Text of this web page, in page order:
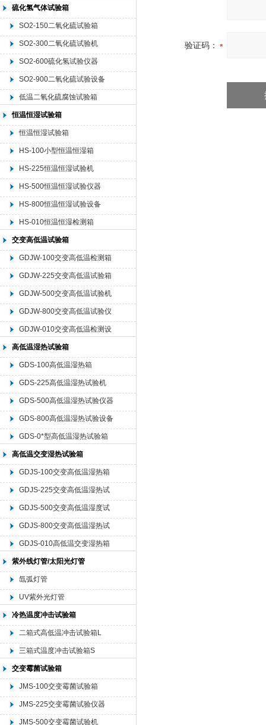
硫化氢气体试验箱
SO2-150二氧化硫试验箱
SO2-300二氧化硫试验机
SO2-600硫化氢试验仪器
SO2-900二氧化硫试验设备
低温二氧化硫腐蚀试验箱
恒温恒湿试验箱
恒温恒湿试验箱
HS-100小型恒温恒湿箱
HS-225恒温恒湿试验机
HS-500恒温恒湿试验仪器
HS-800恒温恒湿试验设备
HS-010恒温恒湿检测箱
交变高低温试验箱
GDJW-100交变高低温检测箱
GDJW-225交变高低温试验箱
GDJW-500交变高低温试验机
GDJW-800交变高低温试验仪
器
GDJW-010交变高低温检测设
备
高低温湿热试验箱
GDS-100高低温湿热箱
GDS-225高低温湿热试验机
GDS-500高低温湿热试验仪器
GDS-800高低温湿热试验设备
GDS-0*型高低温湿热试验箱
高低温交变湿热试验箱
GDJS-100交变高低温湿热箱
GDJS-225交变高低温湿热试
验仪器
GDJS-500交变高低温湿度试
验机
GDJS-800交变高低温湿热试
验设备
GDJS-010高低温交变湿热箱
紫外线灯管/太阳光灯管
氙弧灯管
UV紫外光灯管
冷热温度冲击试验箱
二箱式高低温冲击试验箱L
三箱式温度冲击试验箱S
交变霉菌试验箱
JMS-100交变霉菌试验箱
JMS-225交变霉菌试验仪器
JMS-500交变霉菌试验机
验证码：